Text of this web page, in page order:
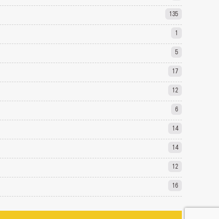
135
1
5
17
12
6
14
14
12
16